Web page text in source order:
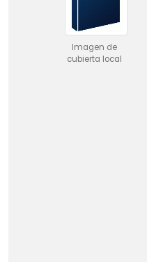
Imagen de
cubierta local